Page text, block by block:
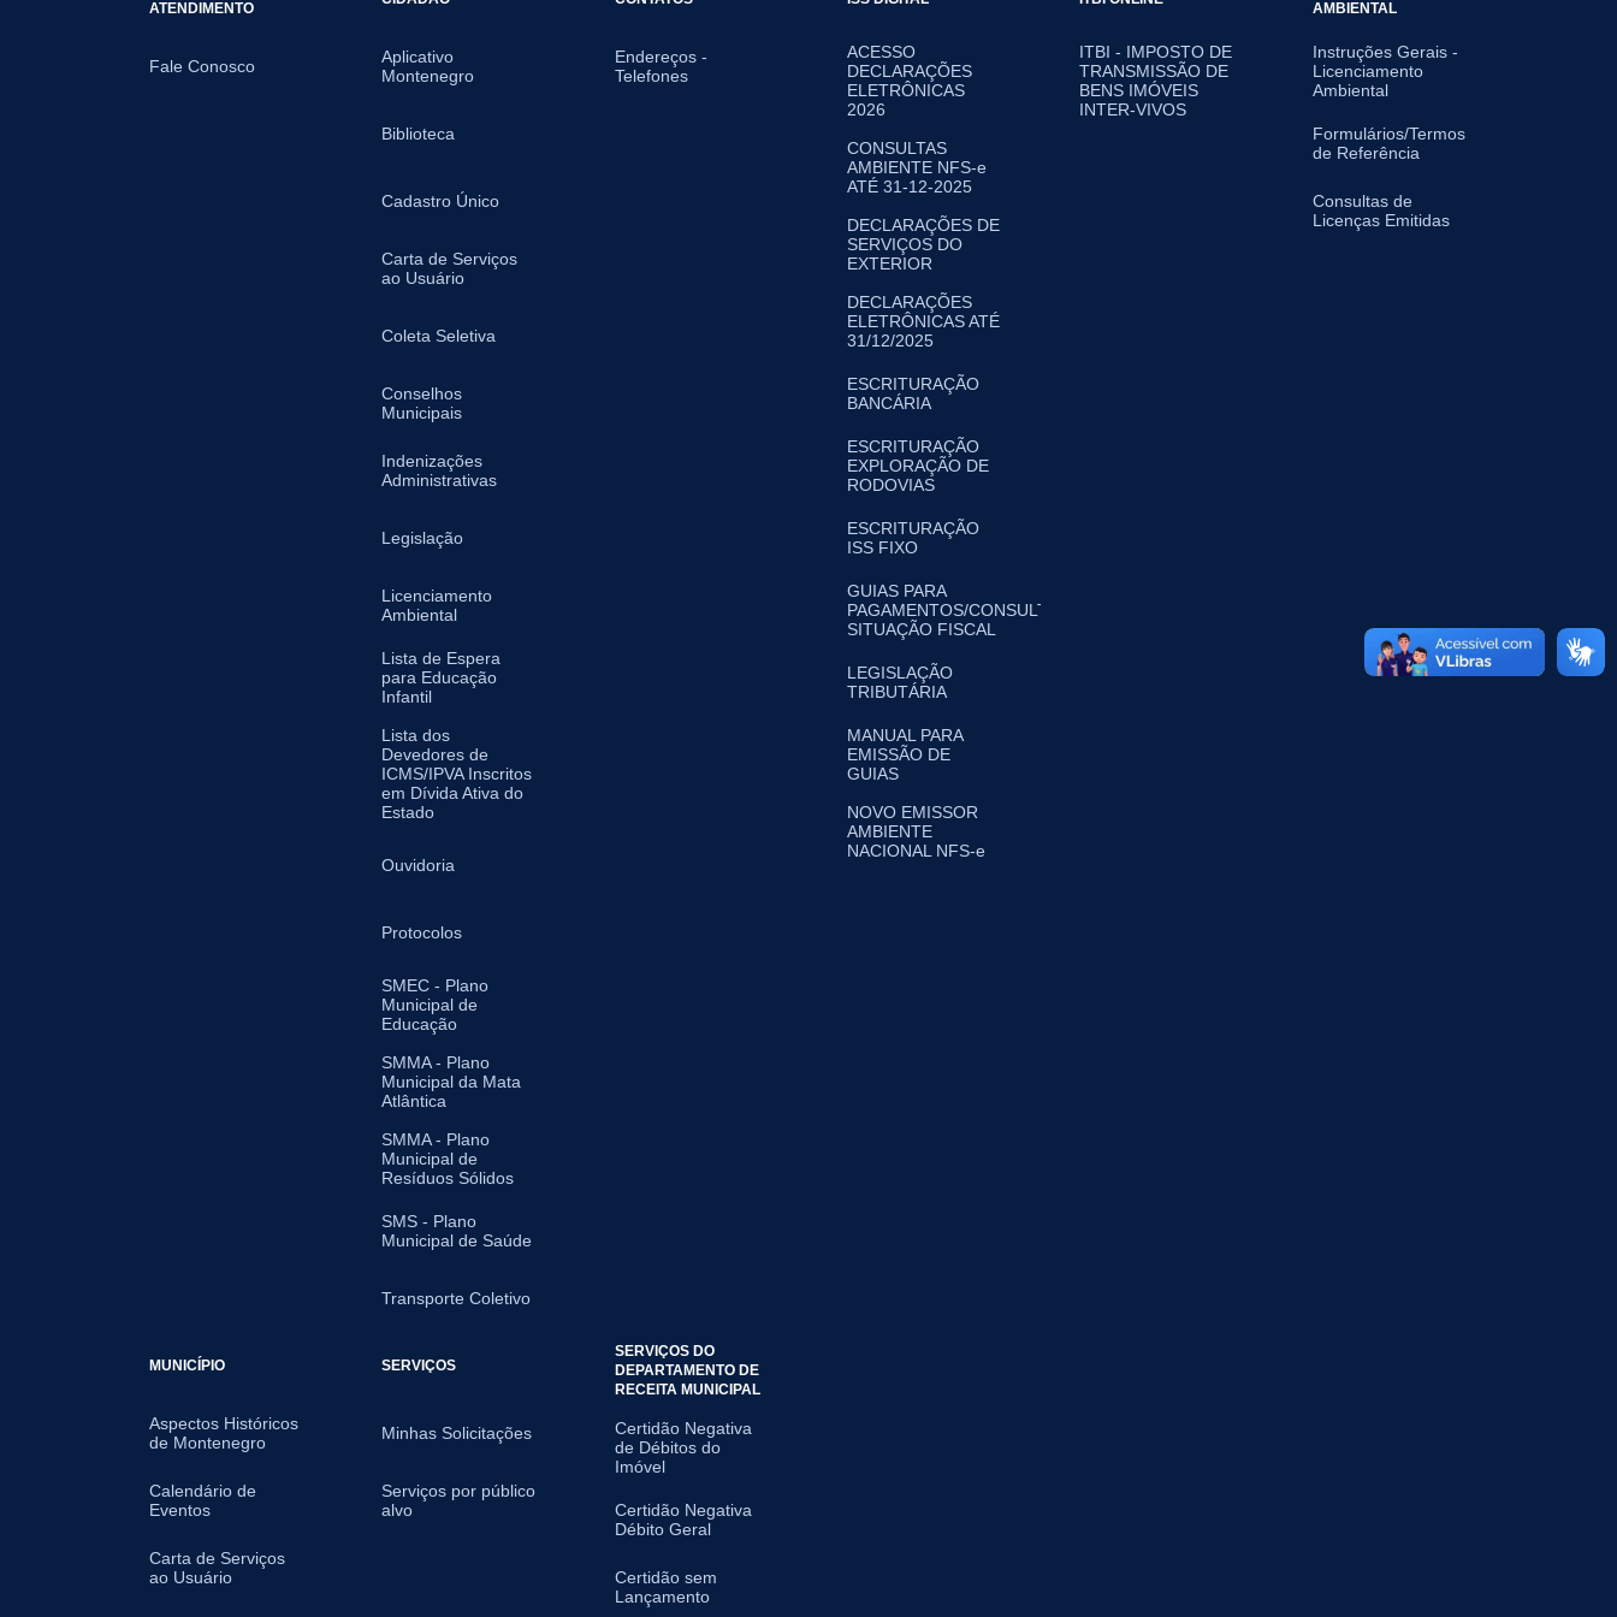
ATENDIMENTO
Fale Conosco
Aplicativo
Montenegro
Biblioteca
Cadastro Único
Carta de Serviços
ao Usuário
Coleta Seletiva
Conselhos
Municipais
Indenizações
Administrativas
Legislação
Licenciamento
Ambiental
Lista de Espera
para Educação
Infantil
Lista dos
Devedores de
ICMS/IPVA Inscritos
em Dívida Ativa do
Estado
Ouvidoria
Protocolos
SMEC - Plano
Municipal de
Educação
SMMA - Plano
Municipal da Mata
Atlântica
SMMA - Plano
Municipal de
Resíduos Sólidos
SMS - Plano
Municipal de Saúde
Transporte Coletivo
Endereços -
Telefones
ACESSO
DECLARAÇÕES
ELETRÔNICAS
2026
CONSULTAS
AMBIENTE NFS-e
ATÉ 31-12-2025
DECLARAÇÕES DE
SERVIÇOS DO
EXTERIOR
DECLARAÇÕES
ELETRÔNICAS ATÉ
31/12/2025
ESCRITURAÇÃO
BANCÁRIA
ESCRITURAÇÃO
EXPLORAÇÃO DE
RODOVIAS
ESCRITURAÇÃO
ISS FIXO
GUIAS PARA
PAGAMENTOS/CONSULTA
SITUAÇÃO FISCAL
LEGISLAÇÃO
TRIBUTÁRIA
MANUAL PARA
EMISSÃO DE
GUIAS
NOVO EMISSOR
AMBIENTE
NACIONAL NFS-e
ITBI - IMPOSTO DE
TRANSMISSÃO DE
BENS IMÓVEIS
INTER-VIVOS
AMBIENTAL
Instruções Gerais -
Licenciamento
Ambiental
Formulários/Termos
de Referência
Consultas de
Licenças Emitidas
MUNICÍPIO
Aspectos Históricos
de Montenegro
Calendário de
Eventos
Carta de Serviços
ao Usuário
SERVIÇOS
Minhas Solicitações
Serviços por público
alvo
SERVIÇOS DO
DEPARTAMENTO DE
RECEITA MUNICIPAL
Certidão Negativa
de Débitos do
Imóvel
Certidão Negativa
Débito Geral
Certidão sem
Lançamento